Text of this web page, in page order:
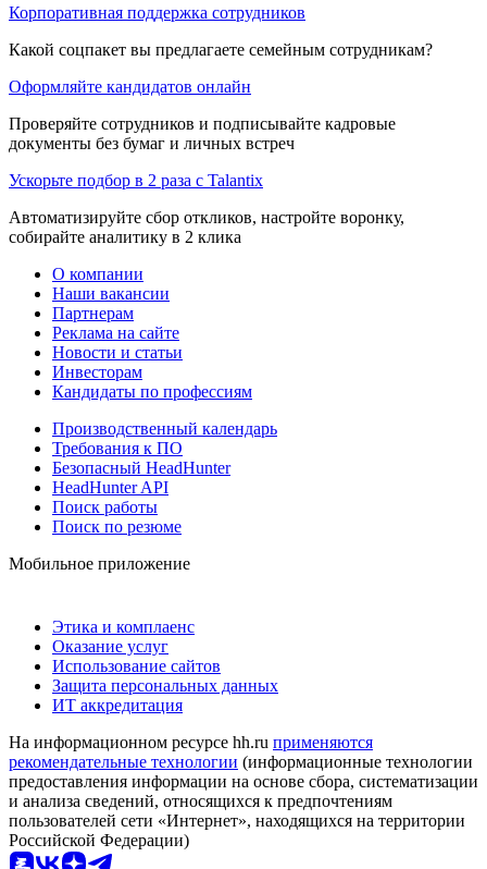
Корпоративная поддержка сотрудников
Какой соцпакет вы предлагаете семейным сотрудникам?
Оформляйте кандидатов онлайн
Проверяйте сотрудников и подписывайте кадровые
документы без бумаг и личных встреч
Ускорьте подбор в 2 раза с Talantix
Автоматизируйте сбор откликов, настройте воронку,
собирайте аналитику в 2 клика
О компании
Наши вакансии
Партнерам
Реклама на сайте
Новости и статьи
Инвесторам
Кандидаты по профессиям
Производственный календарь
Требования к ПО
Безопасный HeadHunter
HeadHunter API
Поиск работы
Поиск по резюме
Мобильное приложение
Этика и комплаенс
Оказание услуг
Использование сайтов
Защита персональных данных
ИТ аккредитация
На информационном ресурсе hh.ru применяются
рекомендательные технологии (информационные технологии
предоставления информации на основе сбора, систематизации
и анализа сведений, относящихся к предпочтениям
пользователей сети «Интернет», находящихся на территории
Российской Федерации)